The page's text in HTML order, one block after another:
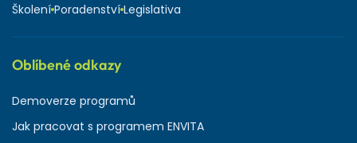
Školení Poradenství Legislativa
Oblíbené odkazy
Demoverze programů
Jak pracovat s programem ENVITA